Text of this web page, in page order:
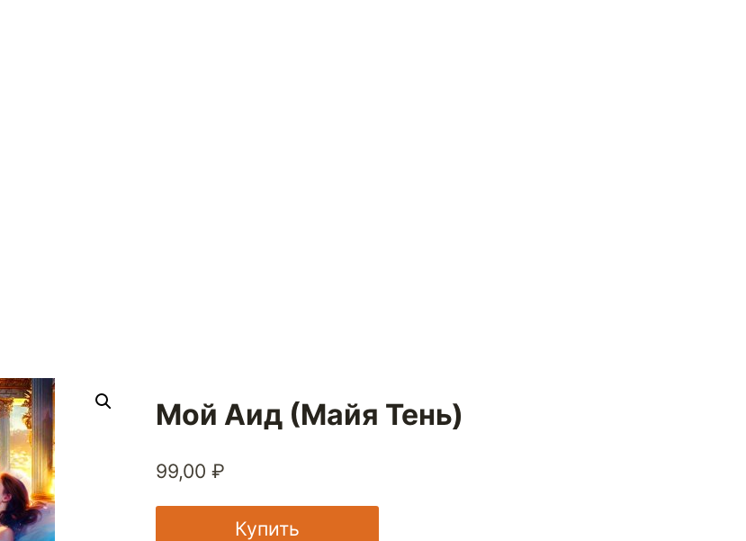
Мой Аид (Майя Тень)
99,00 ₽
Купить